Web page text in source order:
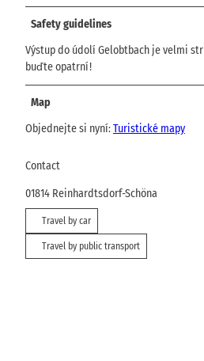
Safety guidelines
Výstup do údolí Gelobtbach je velmi
buďte opatrní!
Map
Objednejte si nyní:Turistické mapy
Contact
01814 Reinhardtsdorf-Schöna
Travel by car
Travel by public transport